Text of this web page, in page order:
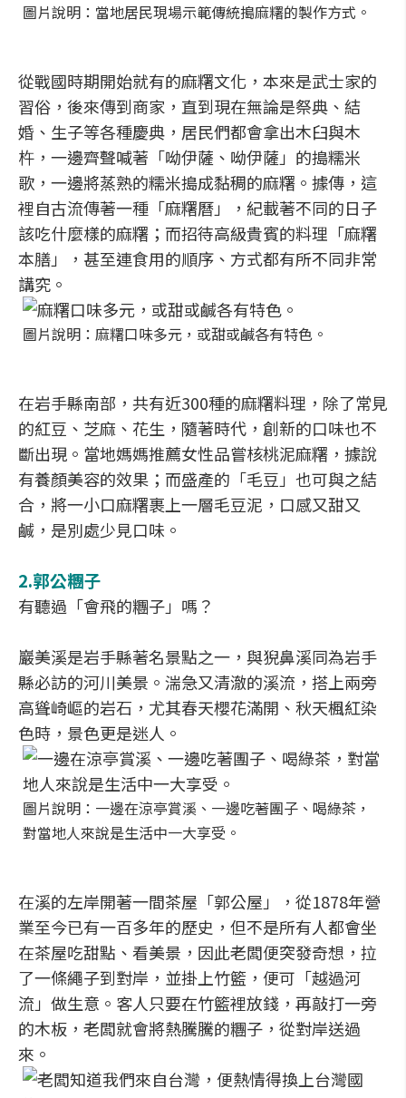
圖片說明：當地居民現場示範傳統搗麻糬的製作方式。
從戰國時期開始就有的麻糬文化，本來是武士家的
習俗，後來傳到商家，直到現在無論是祭典、結
婚、生子等各種慶典，居民們都會拿出木臼與木
杵，一邊齊聲喊著「呦伊薩、呦伊薩」的搗糯米
歌，一邊將蒸熟的糯米搗成黏稠的麻糬。據傳，這
裡自古流傳著一種「麻糬曆」，紀載著不同的日子
該吃什麼樣的麻糬；而招待高級貴賓的料理「麻糬
本膳」，甚至連食用的順序、方式都有所不同非常
講究。
圖片說明：麻糬口味多元，或甜或鹹各有特色。
在岩手縣南部，共有近300種的麻糬料理，除了常見
的紅豆、芝麻、花生，隨著時代，創新的口味也不
斷出現。當地媽媽推薦女性品嘗核桃泥麻糬，據說
有養顏美容的效果；而盛產的「毛豆」也可與之結
合，將一小口麻糬裹上一層毛豆泥，口感又甜又
鹹，是別處少見口味。
2.郭公糰子
有聽過「會飛的糰子」嗎？
巖美溪是岩手縣著名景點之一，與猊鼻溪同為岩手
縣必訪的河川美景。湍急又清澈的溪流，搭上兩旁
高聳崎嶇的岩石，尤其春天櫻花滿開、秋天楓紅染
色時，景色更是迷人。
圖片說明：一邊在涼亭賞溪、一邊吃著團子、喝綠茶，
對當地人來說是生活中一大享受。
在溪的左岸開著一間茶屋「郭公屋」，從1878年營
業至今已有一百多年的歷史，但不是所有人都會坐
在茶屋吃甜點、看美景，因此老闆便突發奇想，拉
了一條繩子到對岸，並掛上竹籃，便可「越過河
流」做生意。客人只要在竹籃裡放錢，再敲打一旁
的木板，老闆就會將熱騰騰的糰子，從對岸送過
來。